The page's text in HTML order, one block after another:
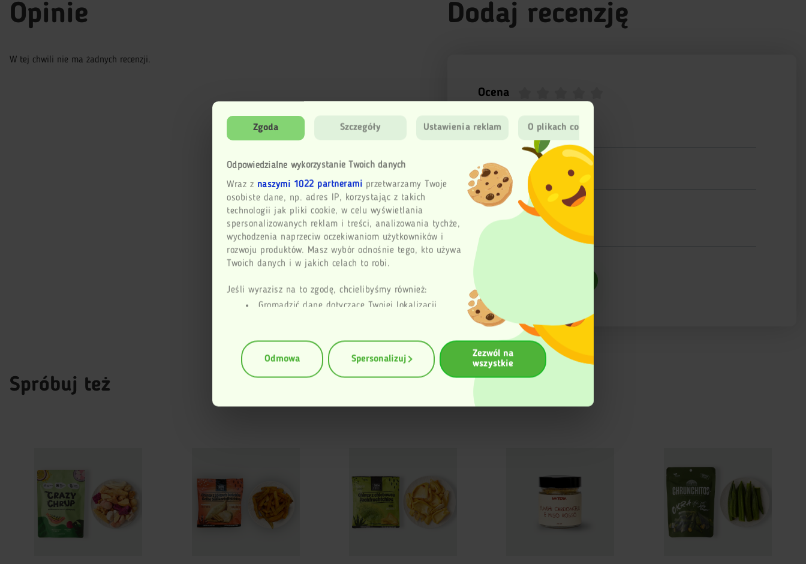
Zgoda Szczegóły Ustawienia reklam O plikach cookies
Odpowiedzialne wykorzystanie Twoich danych
Wraz z naszymi 1022 partnerami przetwarzamy Twoje
osobiste dane, np. adres IP, korzystając z takich
technologii jak pliki cookie, w celu wyświetlania
spersonalizowanych reklam i treści, analizowania tychże,
wychodzenia naprzeciw oczekiwaniom użytkowników i
rozwoju produktów. Masz wybór odnośnie tego, kto używa
Twoich danych i w jakich celach to robi.
Jeśli wyrazisz na to zgodę, chcielibyśmy również:
Gromadzić dane dotyczące Twojej lokalizacji
analizując charakteryzującego je zbiory danych
(fingerprinting, czyli wirtualny odcisk palca)
Dowiedz się więcej odnośnie tego, jak Twoje osobiste
Odmowa Spersonalizuj
Zezwól na
wszystkie
Opinie
W tej chwili nie ma żadnych recenzji.
Dodaj recenzję
Ocena
Email
Twoja opinia
Spróbuj też